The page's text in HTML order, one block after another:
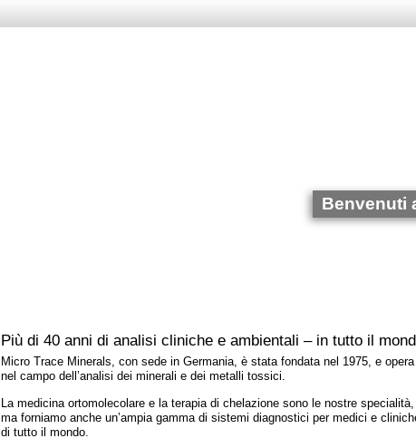
Benvenuti
Più di 40 anni di analisi cliniche e ambientali – in tutto il
Micro Trace Minerals, con sede in Germania, è stata fondata nel 1975, e opera
nel campo dell’analisi dei minerali e dei metalli tossici.
La medicina ortomolecolare e la terapia di chelazione sono le nostre specialità,
ma forniamo anche un’ampia gamma di sistemi diagnostici per medici e
di tutto il mondo.